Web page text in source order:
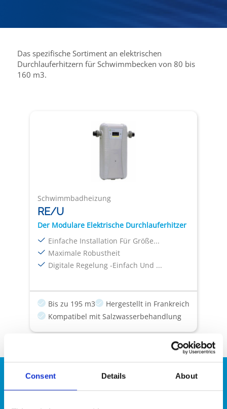
Consent Details About
Das spezifische Sortiment an elektrischen
Durchlauferhitzern für Schwimmbecken von 80 bis
160 m3.
Schwimmbadheizung
RE/U
Der Modulare Elektrische Durchlauferhitzer
Einfache Installation Für Größe...
Maximale Robustheit
Digitale Regelung -Einfach Und ...
Bis zu 195 m3
Hergestellt in Frankreich
Kompatibel mit Salzwasserbehandlung